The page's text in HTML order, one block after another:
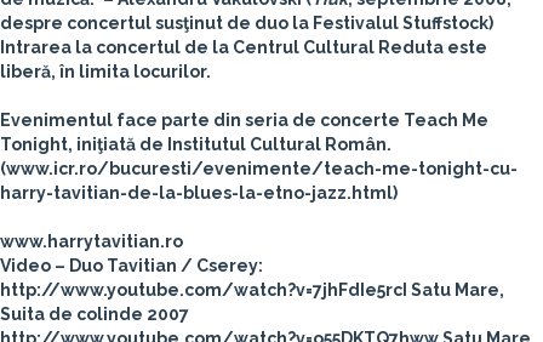
despre concertul susţinut de duo la Festivalul Stuffstock)
Intrarea la concertul de la Centrul Cultural Reduta este
liberă, în limita locurilor.
Evenimentul face parte din seria de concerte Teach Me
Tonight, iniţiată de Institutul Cultural Român.
(www.icr.ro/bucuresti/evenimente/teach-me-tonight-cu-
harry-tavitian-de-la-blues-la-etno-jazz.html)
www.harrytavitian.ro
Video – Duo Tavitian / Cserey:
http://www.youtube.com/watch?v=7jhFdIe5rcI Satu Mare,
Suita de colinde 2007
http://www.youtube.com/watch?v=o55DKTQ7hww Satu Mare,